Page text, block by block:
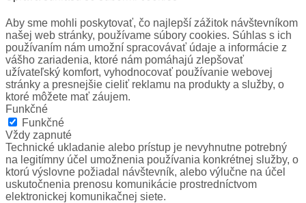
Aby sme mohli poskytovať, čo najlepší zážitok návštevníkom
našej web stránky, používame súbory cookies. Súhlas s ich
používaním nám umožní spracovávať údaje a informácie z
vášho zariadenia, ktoré nám pomáhajú zlepšovať
užívateľský komfort, vyhodnocovať používanie webovej
stránky a presnejšie cieliť reklamu na produkty a služby, o
ktoré môžete mať záujem.
Funkčné
Funkčné
Vždy zapnuté
Technické ukladanie alebo prístup je nevyhnutne potrebný
na legitímny účel umožnenia používania konkrétnej služby, o
ktorú výslovne požiadal návštevník, alebo výlučne na účel
uskutočnenia prenosu komunikácie prostredníctvom
elektronickej komunikačnej siete.